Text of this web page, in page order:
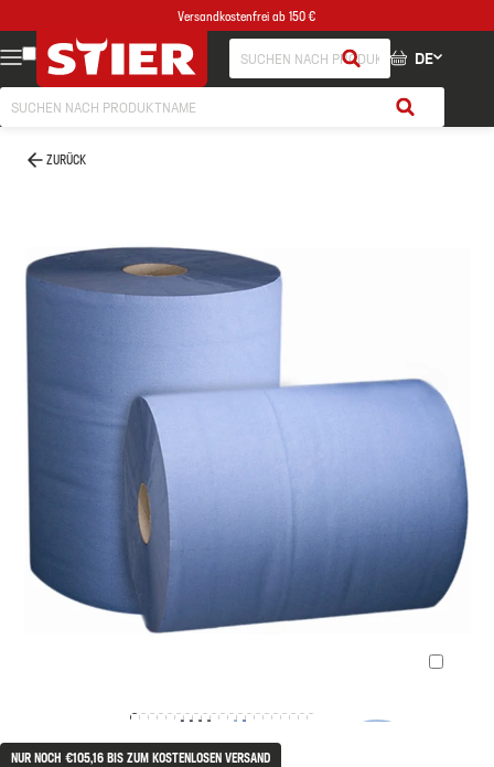
Versandkostenfrei ab 150 €
DE
ZURÜCK
NUR NOCH €105,16 BIS ZUM KOSTENLOSEN VERSAND